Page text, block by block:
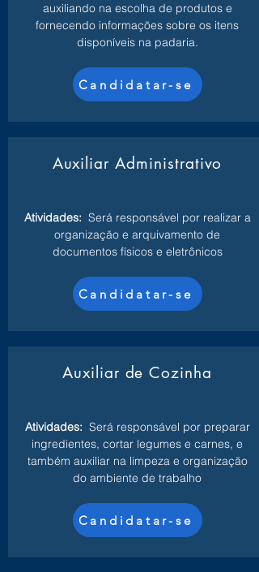
auxiliando na escolha de produtos e
fornecendo informações sobre os itens
disponíveis na padaria.
Candidatar-se
Auxiliar Administrativo
Atividades: Será responsável por realizar a
organização e arquivamento de
documentos físicos e eletrônicos
Candidatar-se
Auxiliar de Cozinha
Atividades: Será responsável por preparar
ingredientes, cortar legumes e carnes, e
também auxiliar na limpeza e organização
do ambiente de trabalho
Candidatar-se